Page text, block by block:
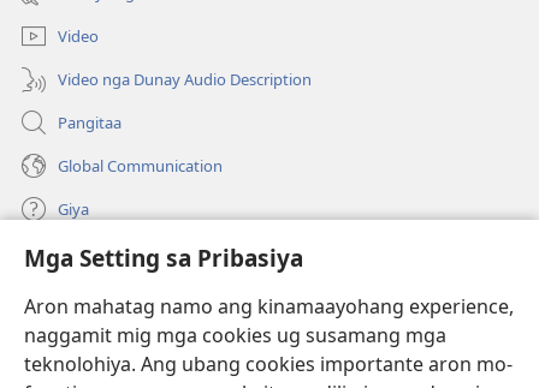
Mga Setting sa Pribasiya
Aron mahatag namo ang kinamaayohang experience,
naggamit mig mga cookies ug susamang mga
teknolohiya. Ang ubang cookies importante aron mo-
ong
window)
ug
bag-
ong
window)
Video
Video nga Dunay Audio Description
Pangitaa
Global Communication
Giya
Donasyon
(mo-
open
bag-
ong
Watchtower ONLINE NGA LIBRARYA
(mo-
open